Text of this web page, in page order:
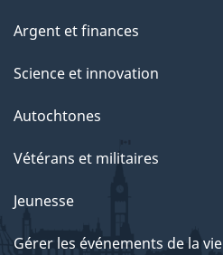
Argent et finances
Science et innovation
Autochtones
Vétérans et militaires
Jeunesse
Gérer les événements de la vie